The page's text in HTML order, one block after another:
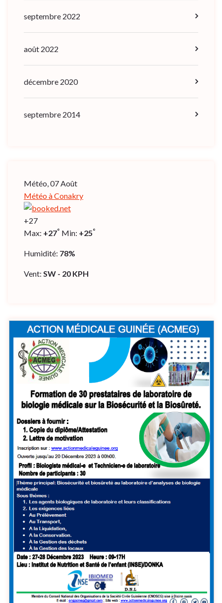
septembre 2022
août 2022
décembre 2020
septembre 2014
Météo, 07 Août
Météo à Conakry
+27
Max: +27° Min: +25°
Humidité: 78%
Vent: SW - 20 KPH